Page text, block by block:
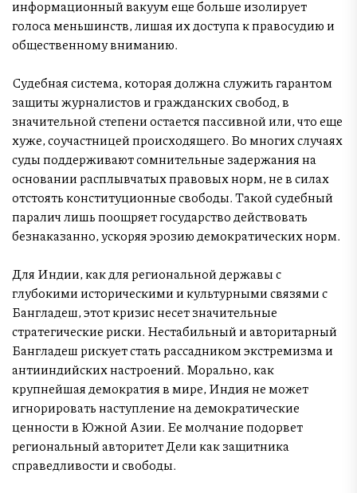
информационный вакуум еще больше изолирует
голоса меньшинств, лишая их доступа к правосудию и
общественному вниманию.
Судебная система, которая должна служить гарантом
защиты журналистов и гражданских свобод, в
значительной степени остается пассивной или, что еще
хуже, соучастницей происходящего. Во многих случаях
суды поддерживают сомнительные задержания на
основании расплывчатых правовых норм, не в силах
отстоять конституционные свободы. Такой судебный
паралич лишь поощряет государство действовать
безнаказанно, ускоряя эрозию демократических норм.
Для Индии, как для региональной державы с
глубокими историческими и культурными связями с
Бангладеш, этот кризис несет значительные
стратегические риски. Нестабильный и авторитарный
Бангладеш рискует стать рассадником экстремизма и
антииндийских настроений. Морально, как
крупнейшая демократия в мире, Индия не может
игнорировать наступление на демократические
ценности в Южной Азии. Ее молчание подорвет
региональный авторитет Дели как защитника
справедливости и свободы.